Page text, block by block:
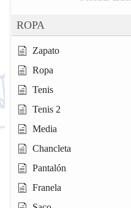
ROPA
Zapato
Ropa
Tenis
Tenis 2
Media
Chancleta
Pantalón
Franela